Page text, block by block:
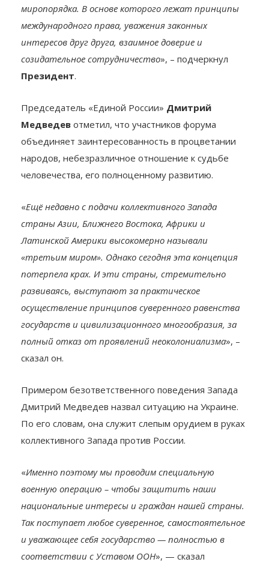
миропорядка. В основе которого лежат принципы
международного права, уважения законных
интересов друг друга, взаимное доверие и
созидательное сотрудничество», – подчеркнул
Президент.
Председатель «Единой России» Дмитрий
Медведев отметил, что участников форума
объединяет заинтересованность в процветании
народов, небезразличное отношение к судьбе
человечества, его полноценному развитию.
«Ещё недавно с подачи коллективного Запада
страны Азии, Ближнего Востока, Африки и
Латинской Америки высокомерно называли
«третьим миром». Однако сегодня эта концепция
потерпела крах. И эти страны, стремительно
развиваясь, выступают за практическое
осуществление принципов суверенного равенства
государств и цивилизационного многообразия, за
полный отказ от проявлений неоколониализма», –
сказал он.
Примером безответственного поведения Запада
Дмитрий Медведев назвал ситуацию на Украине.
По его словам, она служит слепым орудием в руках
коллективного Запада против России.
«Именно поэтому мы проводим специальную
военную операцию – чтобы защитить наши
национальные интересы и граждан нашей страны.
Так поступает любое суверенное, самостоятельное
и уважающее себя государство — полностью в
соответствии с Уставом ООН», — сказал